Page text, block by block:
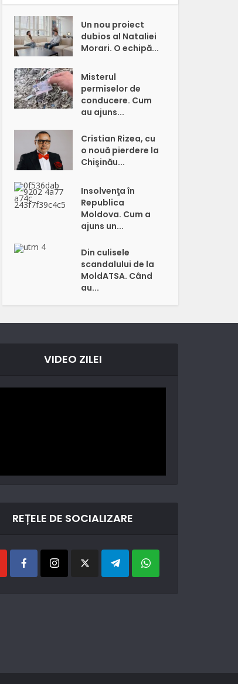
Un nou proiect
dubios al Nataliei
Morari. O echipă...
Misterul
permiselor de
conducere. Cum
au ajuns...
Cristian Rizea, cu
o nouă pierdere la
Chişinău...
Insolvenţa în
Republica
Moldova. Cum a
ajuns un...
Din culisele
scandalului de la
MoldATSA. Când
au...
VIDEO ZILEI
REȚELE DE SOCIALIZARE